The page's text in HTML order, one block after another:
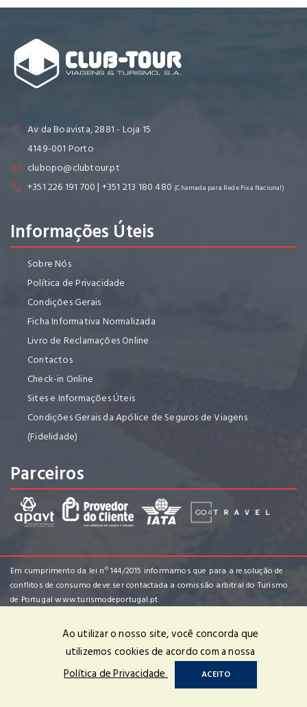
Av da Boavista, 2881 - Loja 15
4149-001 Porto
clubopo@clubtour.pt
+351 226 191 700 | +351 213 180 480 (Chamada para Rede Fixa Nacional)
Informações Úteis
Sobre Nós
Política de Privacidade
Condições Gerais
Ficha Informativa Normalizada
Livro de Reclamações Online
Contactos
Check-in Online
Sites e Informações Úteis
Condições Gerais da Apólice de Seguros de Viagens
(Fidelidade)
Parceiros
Em cumprimento da lei nº 144/2015 informamos que para a resolução de
conflitos de consumo deve ser contactada a comissão arbitral do Turismo
de Portugalwww.turismodeportugal.pt
Club-Tour - Viagens e Turismo, S.A. | RNAVT nº 1970 | © 2022 Todos os
Direitos Reservados | Powered byOPTIGEST
Ao utilizar o nosso site, você concorda que
utilizemos cookies de acordo com a nossa
Política de Privacidade
ACEITO